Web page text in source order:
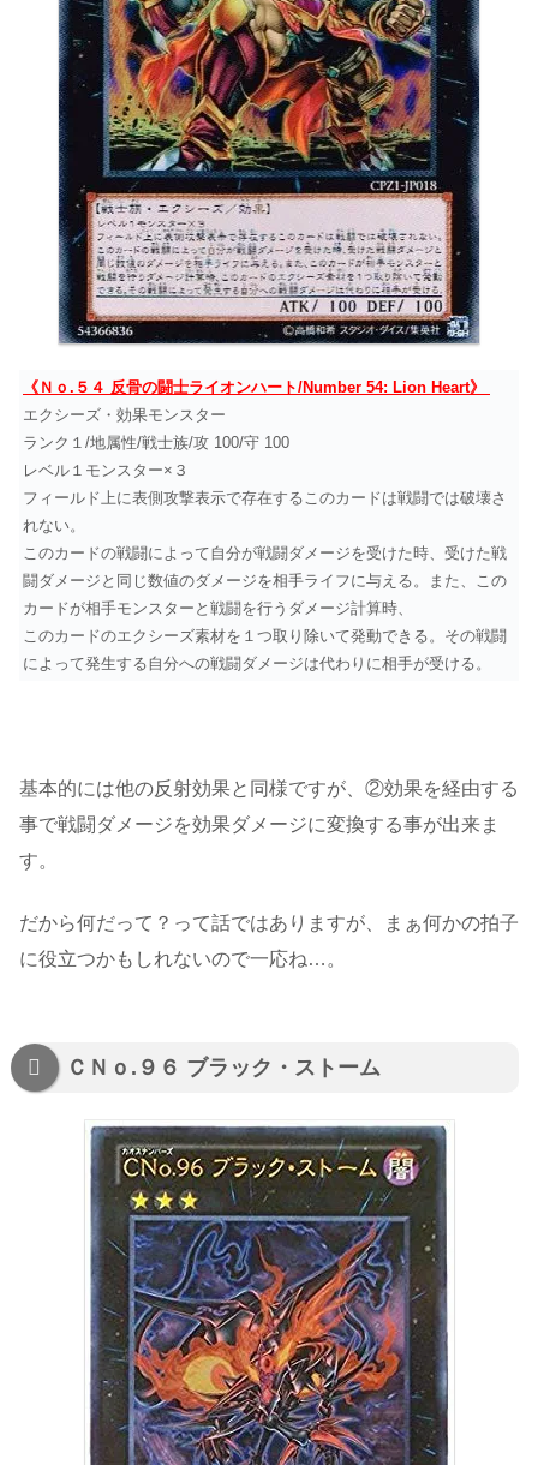
《Ｎｏ.５４ 反骨の闘士ライオンハート/Number 54: Lion Heart》
エクシーズ・効果モンスター
ランク１/地属性/戦士族/攻 100/守 100
レベル１モンスター×３
フィールド上に表側攻撃表示で存在するこのカードは戦闘では破壊さ
れない。
このカードの戦闘によって自分が戦闘ダメージを受けた時、受けた戦
闘ダメージと同じ数値のダメージを相手ライフに与える。また、この
カードが相手モンスターと戦闘を行うダメージ計算時、
このカードのエクシーズ素材を１つ取り除いて発動できる。その戦闘
によって発生する自分への戦闘ダメージは代わりに相手が受ける。
基本的には他の反射効果と同様ですが、②効果を経由する
事で戦闘ダメージを効果ダメージに変換する事が出来ま
す。
だから何だって？って話ではありますが、まぁ何かの拍子
に役立つかもしれないので一応ね…。
ＣＮｏ.９６ ブラック・ストーム